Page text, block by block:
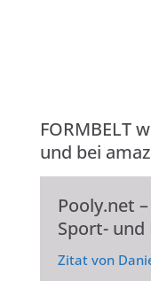
FORMBELT
und bei
Pooly.net
Sport-
Zitat von